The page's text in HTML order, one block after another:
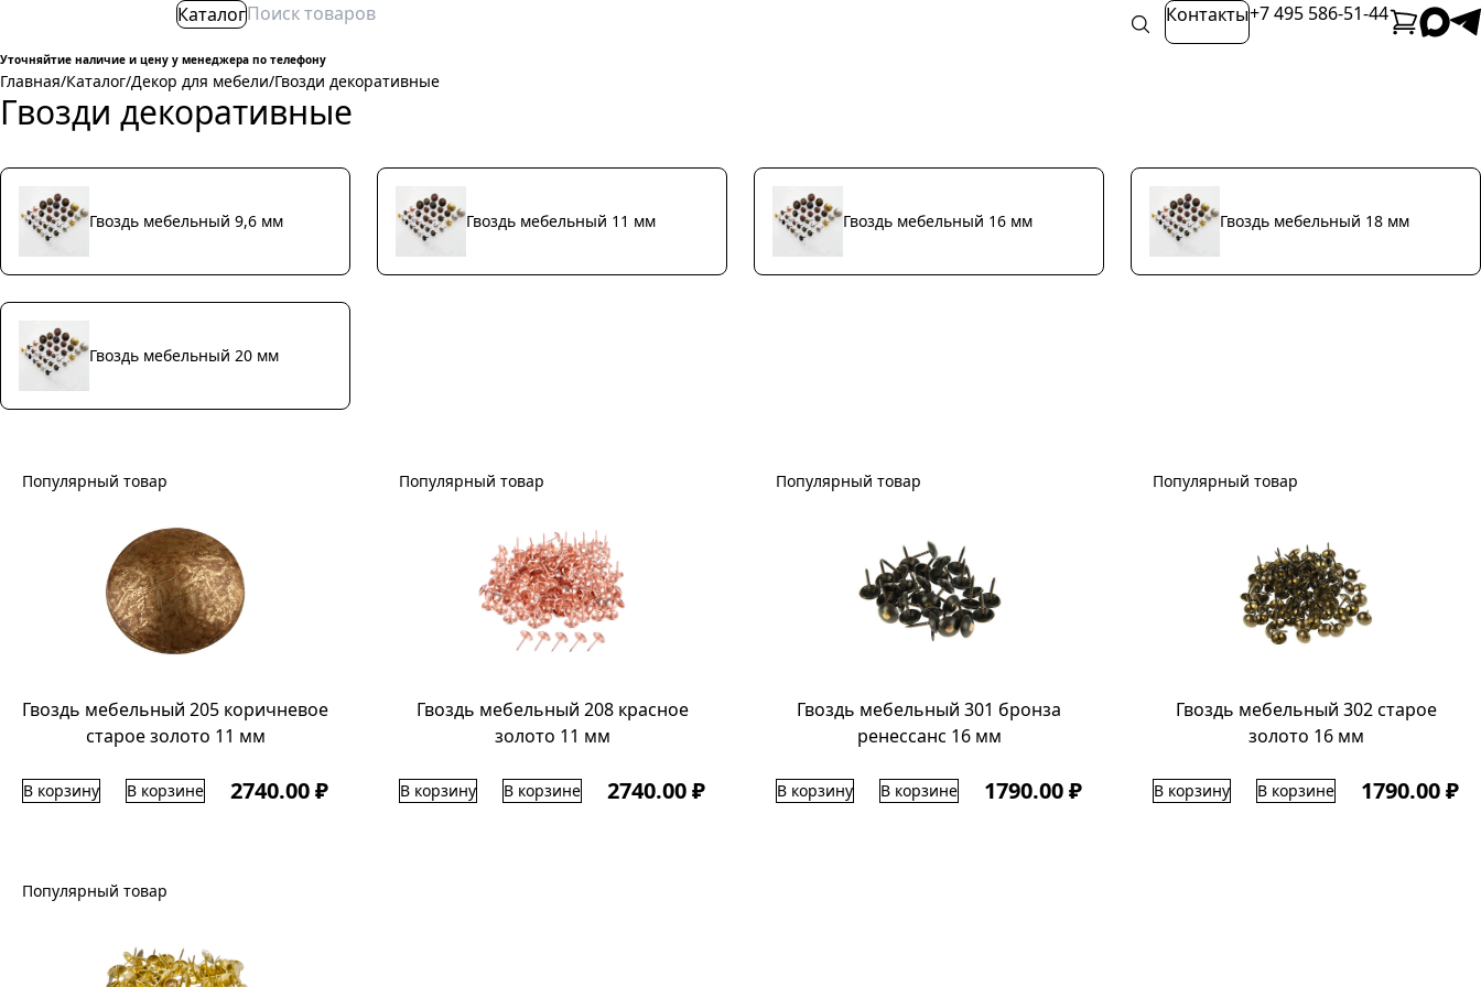
Каталог Контакты+7 495 586-51-44
Уточняйтие наличие и цену у менеджера по телефону
Главная/Каталог/Декор для мебели/Гвозди декоративные
Гвозди декоративные
Гвоздь мебельный 9,6 мм Гвоздь мебельный 11 мм Гвоздь мебельный 16 мм Гвоздь мебельный 18 мм
Гвоздь мебельный 20 мм
Популярный товар
Гвоздь мебельный 205 коричневое
старое золото 11 мм
В корзину В корзине 2740.00 ₽
Популярный товар
Гвоздь мебельный 208 красное
золото 11 мм
В корзину В корзине 2740.00 ₽
Популярный товар
Гвоздь мебельный 301 бронза
ренессанс 16 мм
В корзину В корзине 1790.00 ₽
Популярный товар
Гвоздь мебельный 302 старое
золото 16 мм
В корзину В корзине 1790.00 ₽
Популярный товар